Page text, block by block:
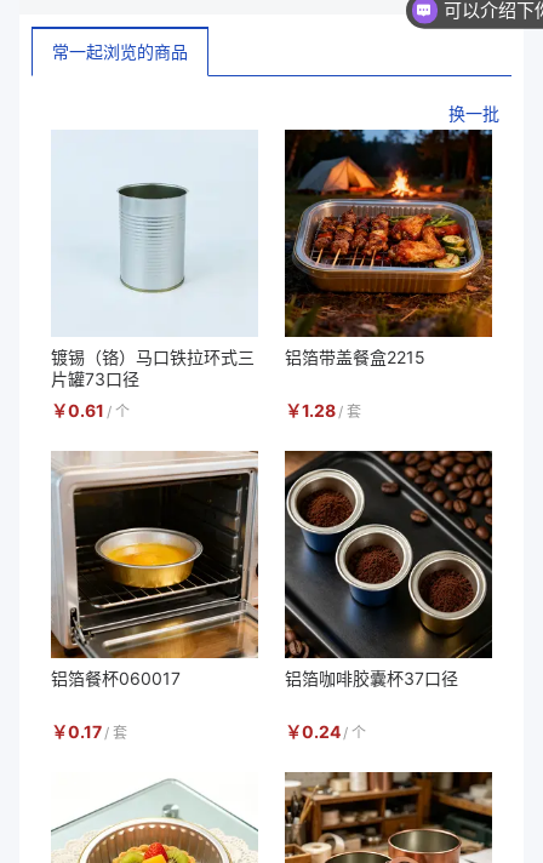
常一起浏览的商品
换一批
镀锡（铬）马口铁拉环式三
片罐73口径
￥0.61 / 个
铝箔带盖餐盒2215
￥1.28 / 套
铝箔餐杯060017
￥0.17 / 套
铝箔咖啡胶囊杯37口径
￥0.24 / 个
你们是